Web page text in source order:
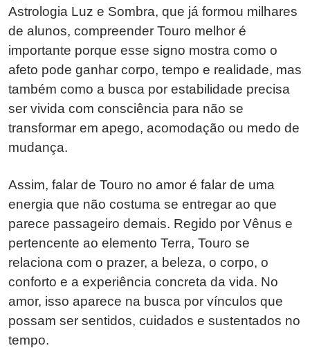
Astrologia Luz e Sombra, que já formou milhares
de alunos, compreender Touro melhor é
importante porque esse signo mostra como o
afeto pode ganhar corpo, tempo e realidade, mas
também como a busca por estabilidade precisa
ser vivida com consciência para não se
transformar em apego, acomodação ou medo de
mudança.
Assim, falar de Touro no amor é falar de uma
energia que não costuma se entregar ao que
parece passageiro demais. Regido por Vênus e
pertencente ao elemento Terra, Touro se
relaciona com o prazer, a beleza, o corpo, o
conforto e a experiência concreta da vida. No
amor, isso aparece na busca por vínculos que
possam ser sentidos, cuidados e sustentados no
tempo.